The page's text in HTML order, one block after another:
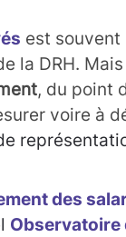
est souvent
la DRH.
, du point
voire à
des
Observatoire